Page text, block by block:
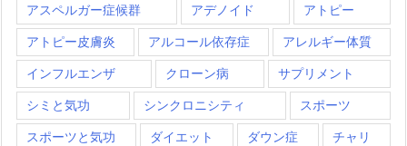
アスペルガー症候群 アデノイド アトピー
アトピー皮膚炎 アルコール依存症 アレルギー体質
インフルエンザ クローン病 サプリメント
シミと気功 シンクロニシティ スポーツ
スポーツと気功 ダイエット ダウン症 チャリ